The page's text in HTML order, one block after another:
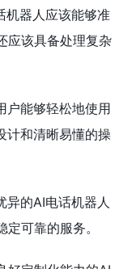
机器人应该能够准
应该具备处理复杂
户能够轻松地使用
计和清晰易懂的操
异的AI电话机器人
可靠的服务。